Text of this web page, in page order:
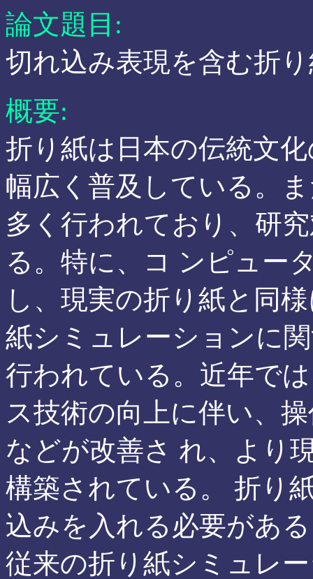
論文題目:
切れ込み表現を含む折
概要:
折り紙は日本の伝統文
幅広く普及している。
多く行われており、研
る。特に、コ ンピュー
し、現実の折り紙と同
紙シミュレーションに
行われている。近年で
ス技術の向上に伴い、
などが改善さ れ、より
構築されている。 折り
込みを入れる必要があ
従来の折り紙シミュレ